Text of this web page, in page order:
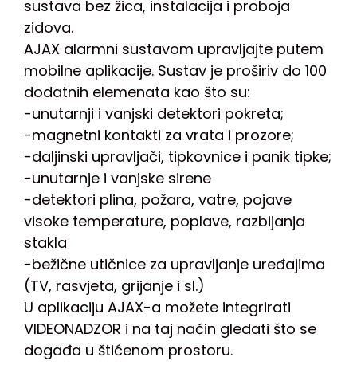
sustava bez žica, instalacija i proboja
zidova.
AJAX alarmni sustavom upravljajte putem
mobilne aplikacije. Sustav je proširiv do 100
dodatnih elemenata kao što su:
-unutarnji i vanjski detektori pokreta;
-magnetni kontakti za vrata i prozore;
-daljinski upravljači, tipkovnice i panik tipke;
-unutarnje i vanjske sirene
-detektori plina, požara, vatre, pojave
visoke temperature, poplave, razbijanja
stakla
-bežične utičnice za upravljanje uređajima
(TV, rasvjeta, grijanje i sl.)
U aplikaciju AJAX-a možete integrirati
VIDEONADZOR i na taj način gledati što se
događa u štićenom prostoru.